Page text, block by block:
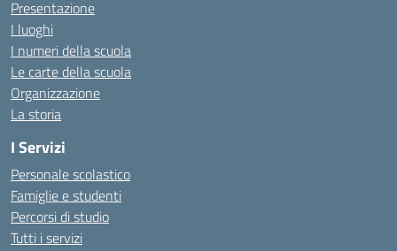
Presentazione
I luoghi
I numeri della scuola
Le carte della scuola
Organizzazione
La storia
I Servizi
Personale scolastico
Famiglie e studenti
Percorsi di studio
Tutti i servizi